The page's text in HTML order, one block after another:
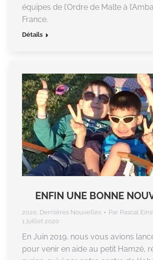
équipes de l’Ordre de Malte à
France.
Détails
ENFIN UNE BONNE
2020 Dernières Nouvelles Par Pascal
1 juillet 2020
En Juin 2019, nous vous avions
pour venir en aide au petit Hamzé,